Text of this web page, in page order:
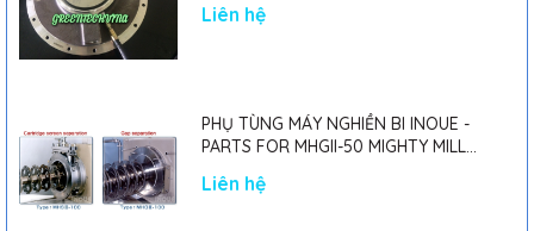
Liên hệ
PHỤ TÙNG MÁY NGHIỀN BI INOUE -
PARTS FOR MHGII-50 MIGHTY MILL
Liên hệ